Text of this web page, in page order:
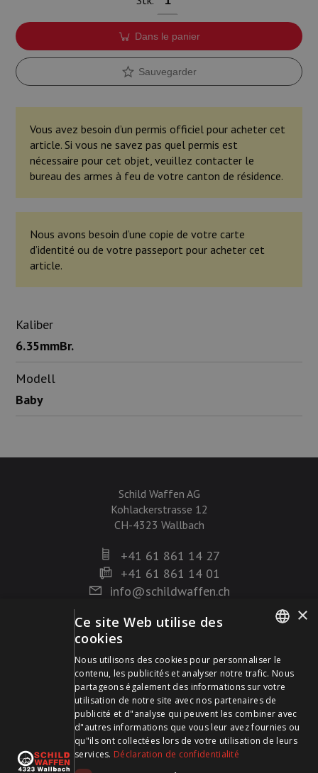
Dans le panier
Sauvegarder
Vous avez besoin d’un permis officiel pour acheter cet
article. Si vous ne savez pas quel permis est
nécessaire pour cet objet, veuillez contacter le
bureau des armes à feu de votre canton de résidence.
Nous avons besoin d’une copie de votre carte
d’identité ou de votre passeport pour acheter cet
article.
Kaliber
6.35mmBr.
Modell
Baby
Schild Waffen AG
Kohlackerstrasse 12
CH-4323 Wallbach
+41 61 861 14 27
+41 61 861 14 01
info@schildwaffen.ch
Mode de paiement
Visitez-nous sur les médias sociaux et restez à jour !
FRENCH
×
Ce site Web utilise des
cookies
Nous utilisons des cookies pour personnaliser le
contenu, les publicités et analyser notre trafic. Nous
partageons également des informations sur votre
utilisation de notre site avec nos partenaires de
publicité et d"analyse qui peuvent les combiner avec
d"autres informations que vous leur avez fournies ou
qu"ils ont collectées lors de votre utilisation de leurs
services. Déclaration de confidentialité